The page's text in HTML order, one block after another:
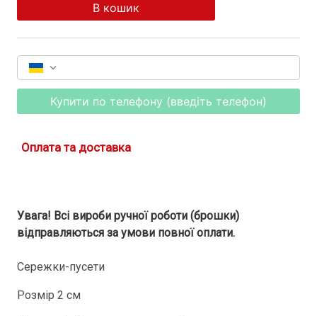
В кошик
Купити по телефону (введіть телефон)
Оплата та доставка
Увага! Всі вироби ручної роботи (брошки)
відправляються за умови повної оплати.
Сережки-пусети
Розмір 2 см